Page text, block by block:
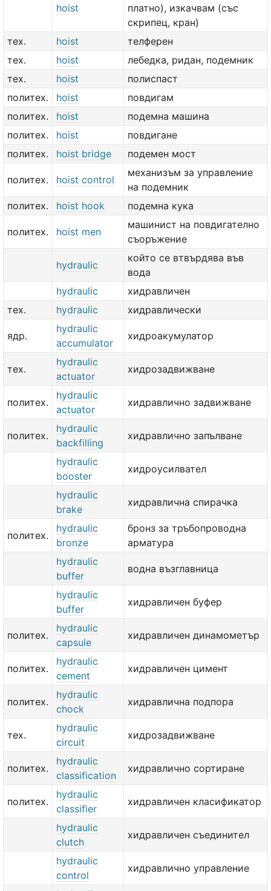
hoist
платно), изкачвам (със
скрипец, кран)
тех.
hoist
телферен
тех.
hoist
лебедка, ридан, подемник
тех.
hoist
полиспаст
политех.
hoist
повдигам
политех.
hoist
подемна машина
политех.
hoist
повдигане
политех.
hoist bridge подемен мост
политех. hoist control
механизъм за управление
на подемник
политех.
hoist hook подемна кука
политех. hoist men
машинист на повдигателно
съоръжение
hydraulic
който се втвърдява във
вода
hydraulic
хидравличен
тех.
hydraulic хидравлически
ядр.
hydraulic
accumulator
хидроакумулатор
тех.
hydraulic
actuator
хидрозадвижване
политех.
hydraulic
actuator
хидравлично задвижване
политех.
hydraulic
backfilling
хидравлично запълване
hydraulic
booster
хидроусилвател
hydraulic
brake
хидравлична спирачка
политех.
hydraulic
bronze
бронз за тръбопроводна
арматура
hydraulic
buffer
водна възглавница
hydraulic
buffer
хидравличен буфер
политех.
hydraulic
capsule
хидравличен динамометър
политех.
hydraulic
cement
хидравличен цимент
политех.
hydraulic
chock
хидравлична подпора
тех.
hydraulic
circuit
хидрозадвижване
политех.
hydraulic
classification
хидравлично сортиране
политех.
hydraulic
classifier
хидравличен класификатор
hydraulic
clutch
хидравличен съединител
hydraulic
control
хидравлично управление